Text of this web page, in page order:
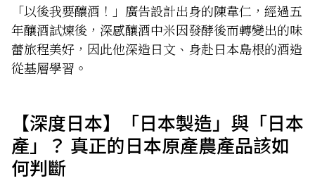
「以後我要釀酒！」廣告設計出身的陳韋仁，經過五
年釀酒試煉後，深感釀酒中米因發酵後而轉變出的味
蕾旅程美好，因此他深造日文、身赴日本島根的酒造
從基層學習。
【深度日本】「日本製造」與「日本
產」？ 真正的日本原產農產品該如
何判斷